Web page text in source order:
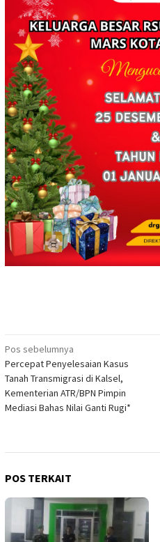
Navigasi
pos
Pos sebelumnya
Percepat Penyelesaian Kasus
Tanah Transmigrasi di Kalsel,
Kementerian ATR/BPN Pimpin
Mediasi Bahas Nilai Ganti Rugi*
POS TERKAIT